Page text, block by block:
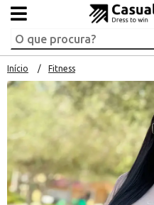
Início Fitness